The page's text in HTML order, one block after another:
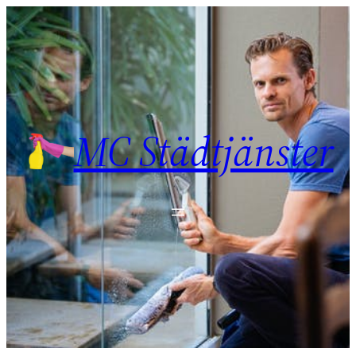
Sari
la
conținut
MC Städtjänster